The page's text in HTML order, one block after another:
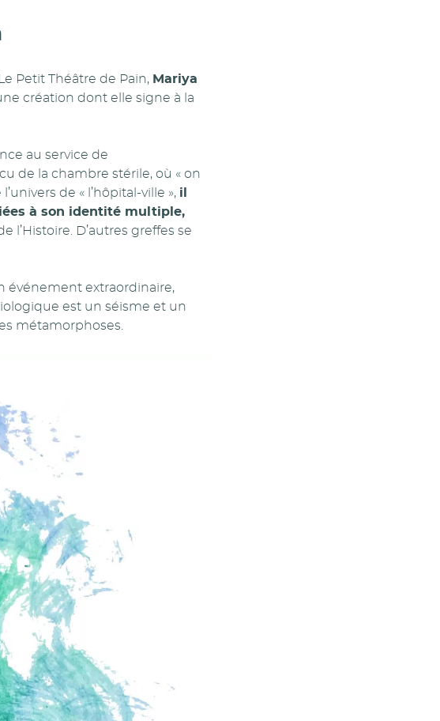
Petit Théâtre de Pain, Mariya
création dont elle signe à la
au service de
de la chambre stérile, où « on
de « l’hôpital-ville », il
à son identité multiple,
l’Histoire. D’autres greffes se
événement extraordinaire,
est un séisme et un
métamorphoses.